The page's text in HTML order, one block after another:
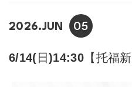
2026.JUN 05
6/14(日)14:30【托福